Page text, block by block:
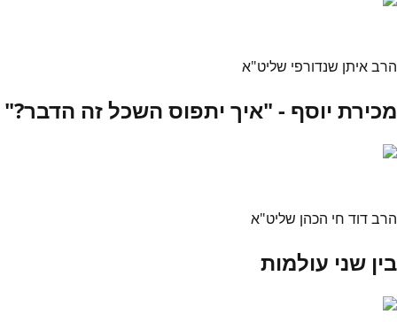
הרב איתן שנדורפי שליט"א
מכירת יוסף - "איך יתפוס השכל זה הדבר?"
הרב דוד חי הכהן שליט"א
בין שני עולמות